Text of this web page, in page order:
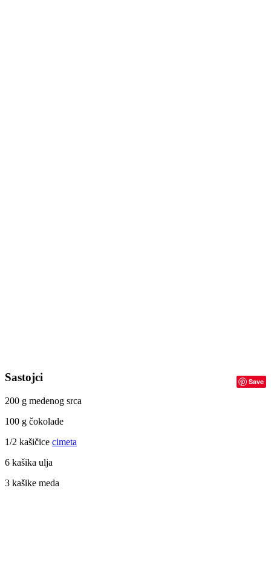
Save
Sastojci
200 g medenog srca
100 g čokolade
1/2 kašičice cimeta
6 kašika ulja
3 kašike meda